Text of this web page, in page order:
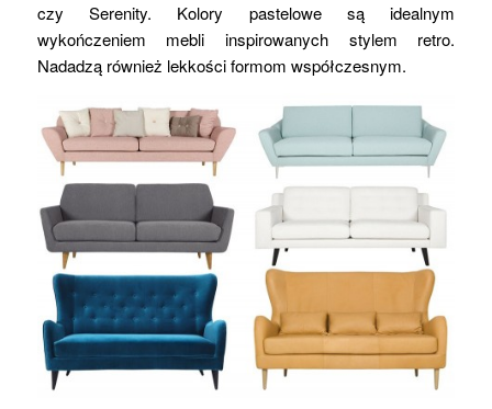
czy Serenity. Kolory pastelowe są idealnym
wykończeniem mebli inspirowanych stylem retro.
Nadadzą również lekkości formom współczesnym.